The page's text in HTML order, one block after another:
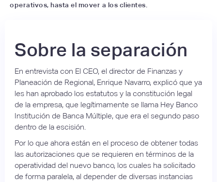
operativos, hasta el mover a los clientes.
Sobre la separación
En entrevista con El CEO, el director de Finanzas y
Planeación de Regional, Enrique Navarro, explicó que ya
les han aprobado los estatutos y la constitución legal
de la empresa, que legítimamente se llama Hey Banco
Institución de Banca Múltiple, que era el segundo paso
dentro de la escisión.
Por lo que ahora están en el proceso de obtener todas
las autorizaciones que se requieren en términos de la
operatividad del nuevo banco, los cuales ha solicitado
de forma paralela, al depender de diversas instancias